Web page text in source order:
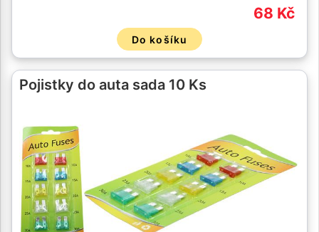
68 Kč
Do košíku
Pojistky do auta sada 10 Ks